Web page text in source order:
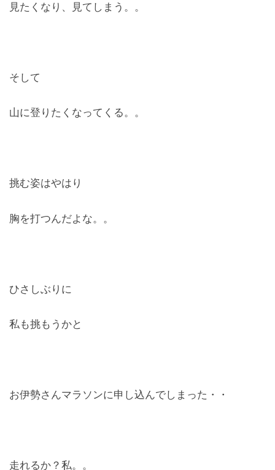
見たくなり、見てしまう。。
そして
山に登りたくなってくる。。
挑む姿はやはり
胸を打つんだよな。。
ひさしぶりに
私も挑もうかと
お伊勢さんマラソンに申し込んでしまった・・
走れるか？私。。